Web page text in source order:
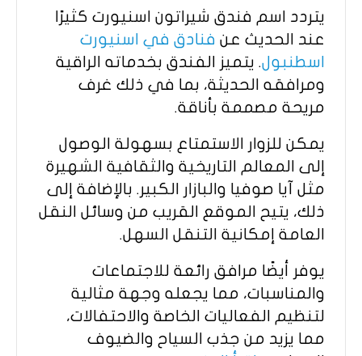
يتردد اسم فندق شيراتون اسنيورت كثيرًا
عند الحديث عن فنادق في اسنيورت
اسطنبول. يتميز الفندق بخدماته الراقية
ومرافقه الحديثة، بما في ذلك غرف
مريحة مصممة بأناقة.
يمكن للزوار الاستمتاع بسهولة الوصول
إلى المعالم التاريخية والثقافية الشهيرة
مثل آيا صوفيا والبازار الكبير. بالإضافة إلى
ذلك، يتيح الموقع القريب من وسائل النقل
العامة إمكانية التنقل السهل.
يوفر أيضًا مرافق رائعة للاجتماعات
والمناسبات، مما يجعله وجهة مثالية
لتنظيم الفعاليات الخاصة والاحتفالات،
مما يزيد من جذب السياح والضيوف